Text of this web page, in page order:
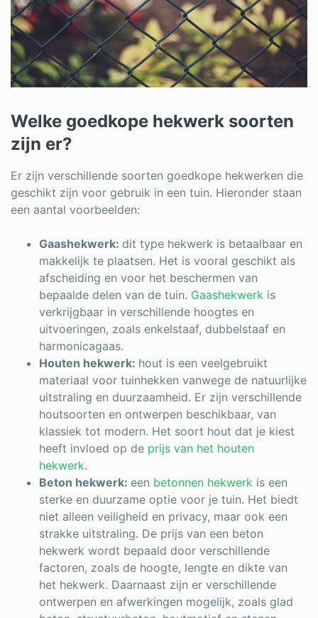
Welke goedkope hekwerk soorten
zijn er?
Er zijn verschillende soorten goedkope hekwerken die
geschikt zijn voor gebruik in een tuin. Hieronder staan
een aantal voorbeelden:
Gaashekwerk: dit type hekwerk is betaalbaar en
makkelijk te plaatsen. Het is vooral geschikt als
afscheiding en voor het beschermen van
bepaalde delen van de tuin. Gaashekwerk is
verkrijgbaar in verschillende hoogtes en
uitvoeringen, zoals enkelstaaf, dubbelstaaf en
harmonicagaas.
Houten hekwerk: hout is een veelgebruikt
materiaal voor tuinhekken vanwege de natuurlijke
uitstraling en duurzaamheid. Er zijn verschillende
houtsoorten en ontwerpen beschikbaar, van
klassiek tot modern. Het soort hout dat je kiest
heeft invloed op de prijs van het houten
hekwerk.
Beton hekwerk: een betonnen hekwerk is een
sterke en duurzame optie voor je tuin. Het biedt
niet alleen veiligheid en privacy, maar ook een
strakke uitstraling. De prijs van een beton
hekwerk wordt bepaald door verschillende
factoren, zoals de hoogte, lengte en dikte van
het hekwerk. Daarnaast zijn er verschillende
ontwerpen en afwerkingen mogelijk, zoals glad